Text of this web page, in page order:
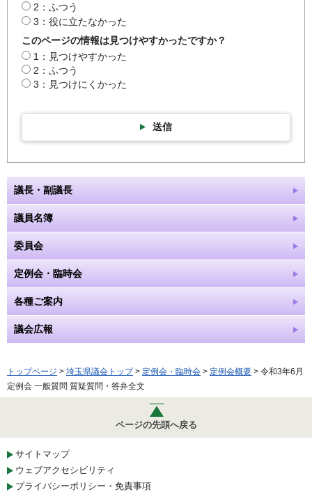
2：ふつう
3：役に立たなかった
このページの情報は見つけやすかったですか？
1：見つけやすかった
2：ふつう
3：見つけにくかった
送信
議長・副議長
議員名簿
委員会
定例会・臨時会
各種ご案内
議会広報
トップページ > 埼玉県議会トップ> 定例会・臨時会 > 定例会概要 > 令和3年6月
定例会 一般質問 質疑質問・答弁全文
ページの先頭へ戻る
サイトマップ
ウェブアクセシビリティ
プライバシーポリシー・免責事項